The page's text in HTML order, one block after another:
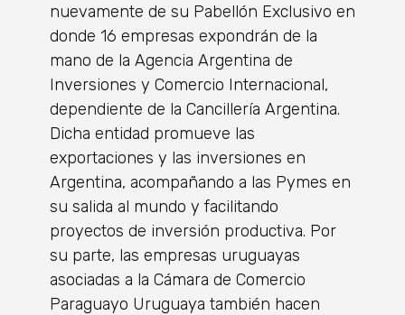
nuevamente de su Pabellón Exclusivo en
donde 16 empresas expondrán de la
mano de la Agencia Argentina de
Inversiones y Comercio Internacional,
dependiente de la Cancillería Argentina.
Dicha entidad promueve las
exportaciones y las inversiones en
Argentina, acompañando a las Pymes en
su salida al mundo y facilitando
proyectos de inversión productiva. Por
su parte, las empresas uruguayas
asociadas a la Cámara de Comercio
Paraguayo Uruguaya también hacen